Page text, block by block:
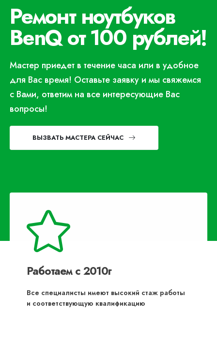
Ремонт ноутбуков
BenQ от 100 рублей!
Мастер приедет в течение часа или в удобное
для Вас время! Оставьте заявку и мы свяжемся
с Вами, ответим на все интересующие Вас
вопросы!
ВЫЗВАТЬ МАСТЕРА СЕЙЧАС
Работаем с 2010г
Все специалисты имеют высокий стаж работы
и соответствующую квалификацию